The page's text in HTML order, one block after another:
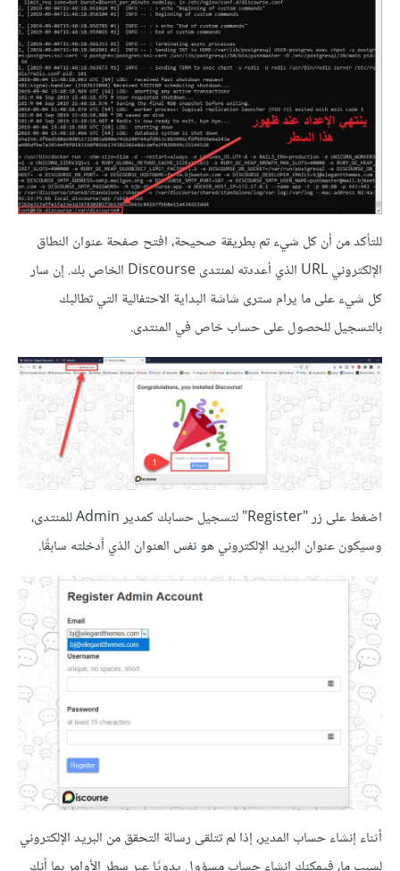
للتأكد من أن كل شيء تم بطريقة صحيحة، افتح صفحة عنوان النطاق
الإلكتروني URL الذي أعددته لمنتدى Discourse الخاص بك. إن سار
كل شيء على ما يرام سترى شاشة البداية الاحتفالية التي تطالبك
بالتسجيل للحصول على حساب خاص في المنتدى.
اضغط على زر "Register" لتسجيل حسابك كمدير Admin للمنتدى،
وسيكون عنوان البريد الإلكتروني هو نفس العنوان الذي أدخلته سابقًا.
أثناء إنشاء حساب المدير، إذا لم تتلقى رسالة التحقق من البريد الإلكتروني